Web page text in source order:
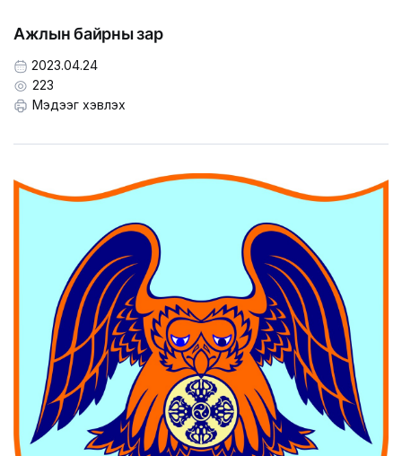
ЗАХИРАМЖ ШИЙДВЭР
ИЛ ТОД БАЙДАЛ
Ажлын байрны зар
2023.04.24
223
Мэдээг хэвлэх